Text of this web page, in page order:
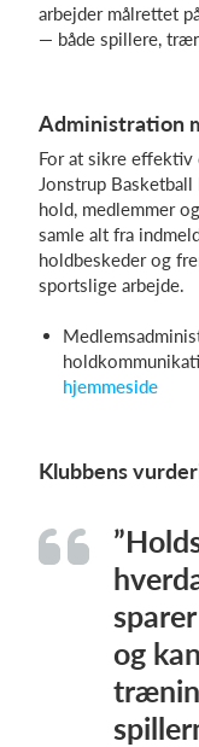
arbejder målrettet
— både spillere,
Administration
For at sikre
Jonstrup
hold, medlemmer
samle alt fra
holdbeskeder og
sportslige arbejde.
hjemmeside
Klubbens
og